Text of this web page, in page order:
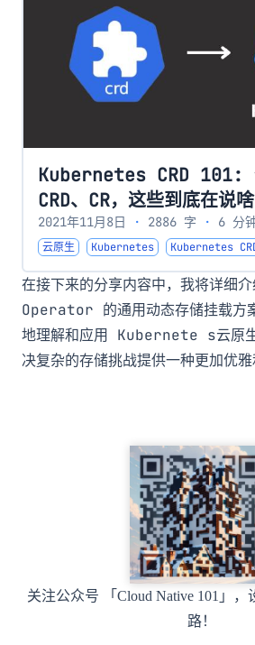
Kubernetes CRD 101:
CRD、CR，这些到底在说啥
2021年11月8日 · 2886 字 · 6 分
云原生 Kubernetes Kubernetes
在接下来的分享内容中，我将详细
Operator 的通用动态存储挂载方
地理解和应用 Kubernete s云原
决复杂的存储挑战提供一种更加优雅
关注公众号 「Cloud Native 101」，
路！